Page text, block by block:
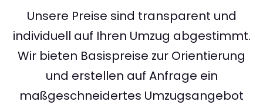
Unsere Preise sind transparent und
individuell auf Ihren Umzug abgestimmt.
Wir bieten Basispreise zur Orientierung
und erstellen auf Anfrage ein
maßgeschneidertes Umzugsangebot